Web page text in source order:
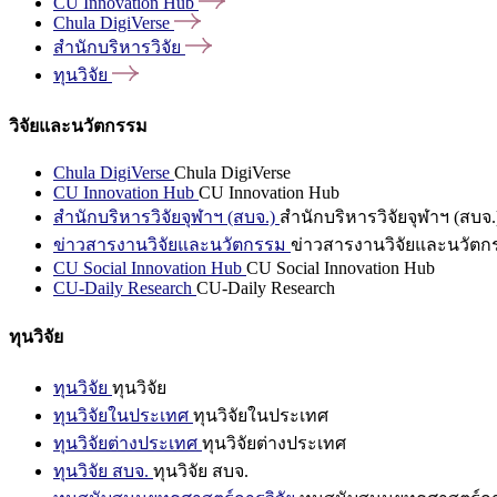
Chula DigiVerse
สำนักบริหารวิจัย
ทุนวิจัย
วิจัยและนวัตกรรม
Chula DigiVerse Chula DigiVerse
CU Innovation Hub CU Innovation Hub
สำนักบริหารวิจัยจุฬาฯ (สบจ.) สำนักบริหารวิจัยจุฬาฯ (สบจ
ข่าวสารงานวิจัยและนวัตกรรม ข่าวสารงานวิจัยและนวัตก
CU Social Innovation Hub CU Social Innovation Hub
CU-Daily Research CU-Daily Research
ทุนวิจัย
ทุนวิจัย ทุนวิจัย
ทุนวิจัยในประเทศ ทุนวิจัยในประเทศ
ทุนวิจัยต่างประเทศ ทุนวิจัยต่างประเทศ
ทุนวิจัย สบจ. ทุนวิจัย สบจ.